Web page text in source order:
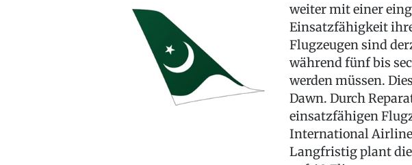
weiter mit einer
Einsatzfähigkeit
Flugzeugen sind
während fünf bis
werden müssen.
Dawn. Durch
einsatzfähigen
International
Langfristig plant